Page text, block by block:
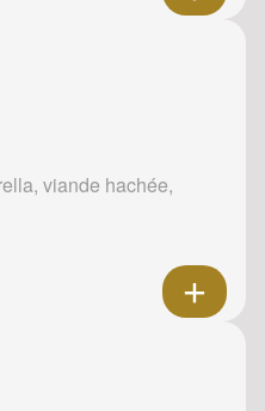
viande hachée,